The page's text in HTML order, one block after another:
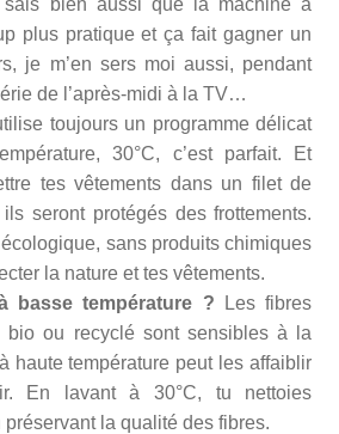
plus pratique et ça fait gagner un
je m’en sers moi aussi, pendant
de l’après-midi à la TV…
toujours un programme délicat
30°C, c’est parfait. Et
tes vêtements dans un filet de
seront protégés des frottements.
sans produits chimiques
la nature et tes vêtements.
basse température ?
Les fibres
bio ou recyclé sont sensibles à la
haute température peut les affaiblir
En lavant à 30°C, tu nettoies
la qualité des fibres.